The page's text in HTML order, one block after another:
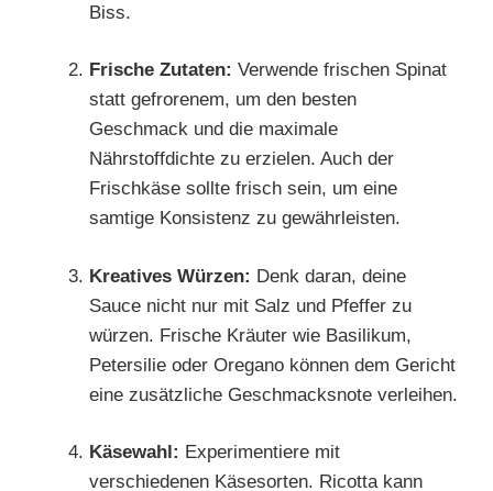
Biss.
Frische Zutaten: Verwende frischen Spinat
statt gefrorenem, um den besten
Geschmack und die maximale
Nährstoffdichte zu erzielen. Auch der
Frischkäse sollte frisch sein, um eine
samtige Konsistenz zu gewährleisten.
Kreatives Würzen: Denk daran, deine
Sauce nicht nur mit Salz und Pfeffer zu
würzen. Frische Kräuter wie Basilikum,
Petersilie oder Oregano können dem Gericht
eine zusätzliche Geschmacksnote verleihen.
Käsewahl: Experimentiere mit
verschiedenen Käsesorten. Ricotta kann